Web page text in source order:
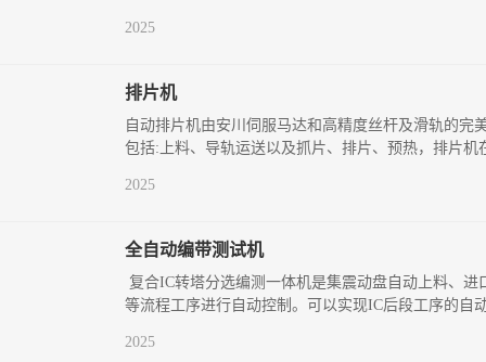
2025
排片机
自动排片机由安川伺服马达和高精度丝杆及滑轨的
包括:上料、导轨运送以及抓片、排片、预热，排片
2025
全自动编带测试机
复合IC转塔分选编测一体机是集震动盘自动上料、
等流程工序进行自动控制。可以实现IC后段工序的自
2025